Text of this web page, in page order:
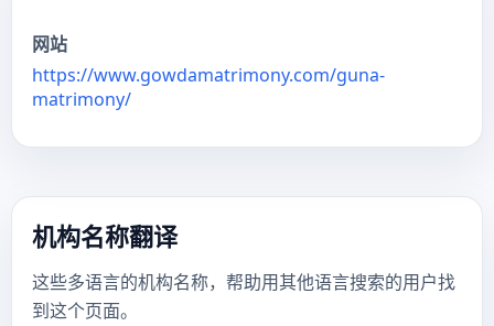
网站
https://www.gowdamatrimony.com/guna-
matrimony/
机构名称翻译
这些多语言的机构名称，帮助用其他语言搜索的用户找
到这个页面。